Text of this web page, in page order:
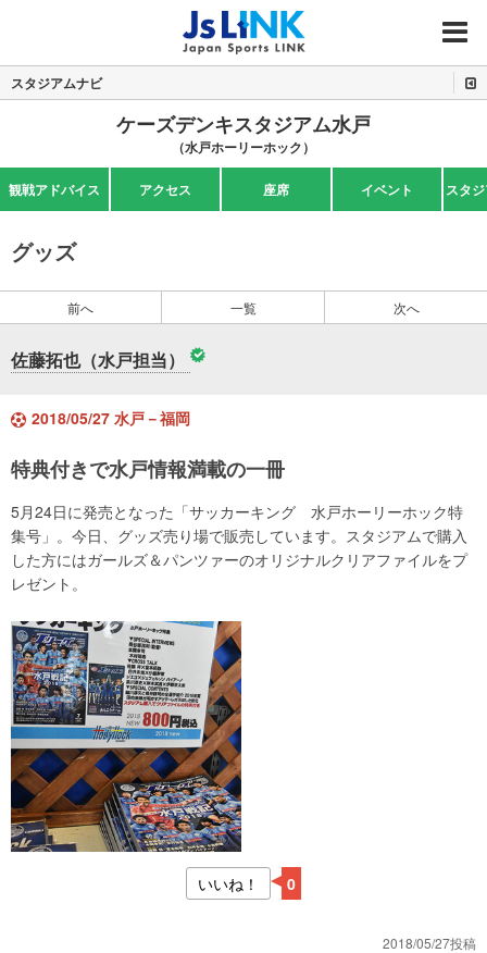
MENU
スタジアムナビ
ケーズデンキスタジアム水戸
（水戸ホーリーホック）
観戦アドバイス アクセス 座席 イベント スタ
グッズ
前へ 一覧 次へ
佐藤拓也（水戸担当）
2018/05/27 水戸－福岡
特典付きで水戸情報満載の一冊
5月24日に発売となった「サッカーキング 水戸ホーリーホック特
集号」。今日、グッズ売り場で販売しています。スタジアムで購入
した方にはガールズ＆パンツァーのオリジナルクリアファイルをプ
レゼント。
いいね！ 0
2018/05/27投稿